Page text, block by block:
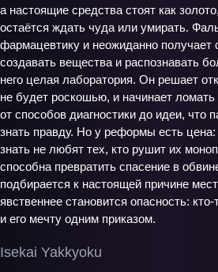
Isekai Yakkyoku
а настоящие средства стоят как
остаётся ждать чуда или умирать.
фармацевтику и неожиданно получает
создавать вещества и распознавать
него целая лаборатория. Он решает
не будет роскошью, и начинает
от способов диагностики до идеи, что
знать правду. Но у реформы есть цена:
знать не любят тех, кто рушит их
способна превратить спасение в
подбирается к настоящей причине
явственнее становится опасность: кто-
и его мечту одним приказом.